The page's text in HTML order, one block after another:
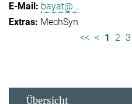
bayat@...
MechSyn
<< < 1 2 3
Übersicht